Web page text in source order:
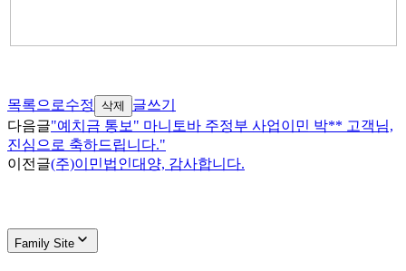
목록으로수정 삭제
글쓰기
다음글"예치금 통보" 마니토바 주정부 사업이민 박** 고객님,
진심으로 축하드립니다."
이전글(주)이민법인대양, 감사합니다.
Family Site